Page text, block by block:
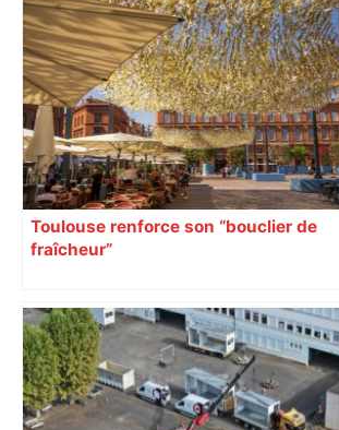
Bilan du marché du logement neuf :
une lueur d'espoir pour l'immobilier à
Toulouse ? – Actu.fr
Toulouse renforce son “bouclier de
fraîcheur”